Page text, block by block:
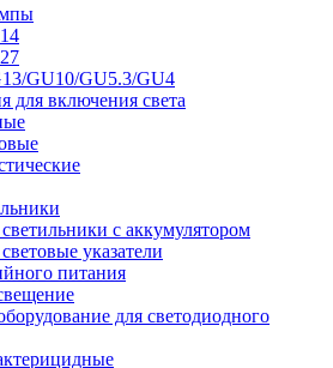
GU10/GU5.3/GU4
для включения света
с аккумулятором
указатели
питания
для светодиодного